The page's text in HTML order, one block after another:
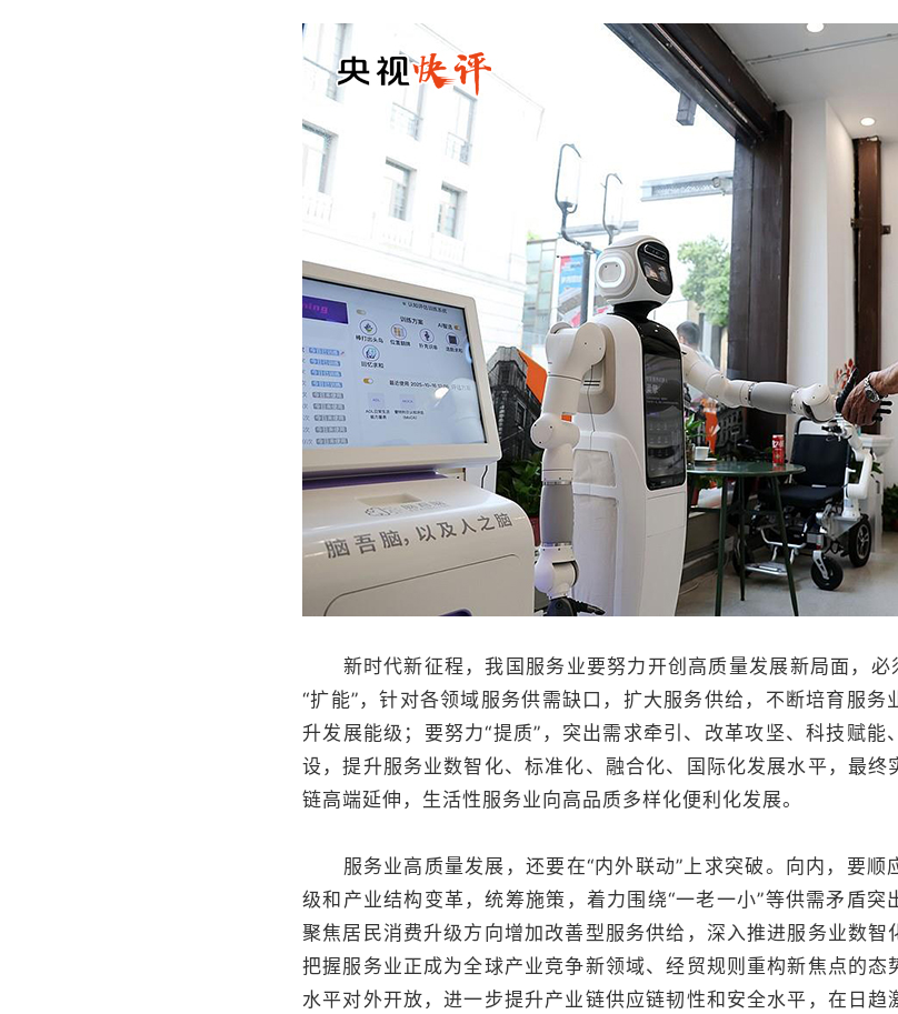
新时代新征程，我国服务业要努力开创高质量发展新局面，必
“扩能”，针对各领域服务供需缺口，扩大服务供给，不断培育服
升发展能级；要努力“提质”，突出需求牵引、改革攻坚、科技赋
设，提升服务业数智化、标准化、融合化、国际化发展水平，最终
链高端延伸，生活性服务业向高品质多样化便利化发展。
服务业高质量发展，还要在“内外联动”上求突破。向内，要顺
级和产业结构变革，统筹施策，着力围绕“一老一小”等供需矛盾突
聚焦居民消费升级方向增加改善型服务供给，深入推进服务业数智
把握服务业正成为全球产业竞争新领域、经贸规则重构新焦点的态
水平对外开放，进一步提升产业链供应链韧性和安全水平，在日趋